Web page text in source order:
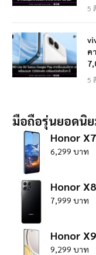
5
ค
5
มือถือรุ่นยอดนิ
Honor X7
6,299 บาท
Honor X8
7,999 บาท
Honor X9
9,299 บาท